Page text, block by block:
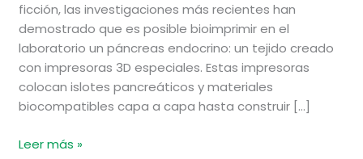
ficción, las investigaciones más recientes han
demostrado que es posible bioimprimir en el
laboratorio un páncreas endocrino: un tejido creado
con impresoras 3D especiales. Estas impresoras
colocan islotes pancreáticos y materiales
biocompatibles capa a capa hasta construir […]
Leer más »